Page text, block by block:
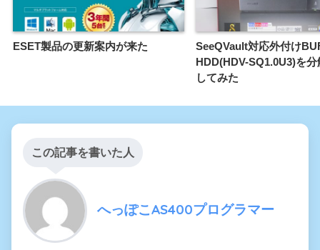
ESET製品の更新案内が来た
SeeQVault対応外付け
HDD(HDV-SQ1.0U3)を
してみた
この記事を書いた人
へっぽこAS400プログラマー